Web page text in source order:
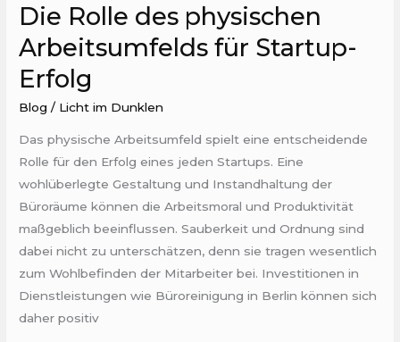
Die Rolle des physischen
Arbeitsumfelds für Startup-
Erfolg
Blog / Licht im Dunklen
Das physische Arbeitsumfeld spielt eine entscheidende
Rolle für den Erfolg eines jeden Startups. Eine
wohlüberlegte Gestaltung und Instandhaltung der
Büroräume können die Arbeitsmoral und Produktivität
maßgeblich beeinflussen. Sauberkeit und Ordnung sind
dabei nicht zu unterschätzen, denn sie tragen wesentlich
zum Wohlbefinden der Mitarbeiter bei. Investitionen in
Dienstleistungen wie Büroreinigung in Berlin können sich
daher positiv